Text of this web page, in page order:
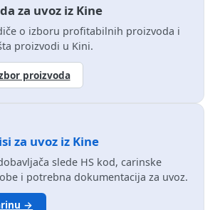
za uvoz iz Kine
o izboru profitabilnih proizvoda i
proizvodi u Kini.
proizvoda
za uvoz iz Kine
slede HS kod, carinske
i potrebna dokumentacija za uvoz.
→